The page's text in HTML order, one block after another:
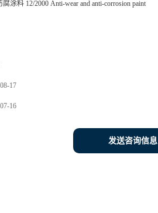
腐涂料 12/2000 Anti-wear and anti-corrosion paint
17
16
发送咨询信息